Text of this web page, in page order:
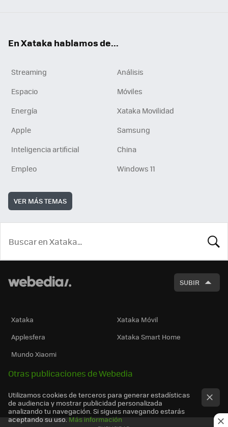
En Xataka hablamos de...
Streaming
Análisis
Espacio
Móviles
Energía
Xataka Movilidad
Apple
Samsung
Inteligencia artificial
China
Empleo
Windows 11
VER MÁS TEMAS
SUBIR
Xataka
Xataka Móvil
Applesfera
Xataka Smart Home
Mundo Xiaomi
Otras publicaciones de Webedia
Utilizamos cookies de terceros para generar estadísticas
de audiencia y mostrar publicidad personalizada
analizando tu navegación. Si sigues navegando estarás
aceptando su uso. Más información